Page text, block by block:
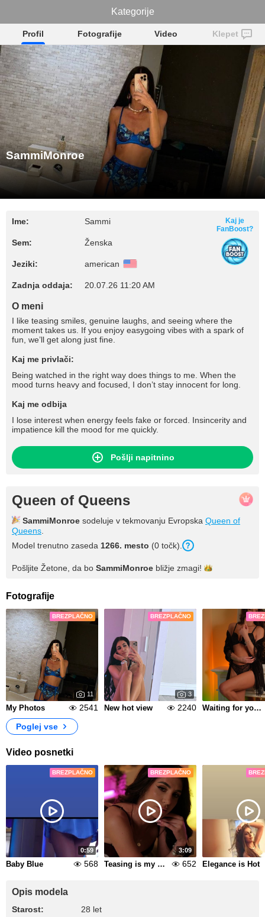
SammiMonroe
Profil Fotografije Video Klepet
SammiMonroe
Ime: Sammi
Sem: Ženska
Jeziki: american
Zadnja oddaja: 20.07.26 11:20 AM
Kaj je
FanBoost?
O meni
I like teasing smiles, genuine laughs, and seeing where the
moment takes us. If you enjoy easygoing vibes with a spark of
fun, we’ll get along just fine.
Kaj me privlači:
Being watched in the right way does things to me. When the
mood turns heavy and focused, I don’t stay innocent for long.
Kaj me odbija
I lose interest when energy feels fake or forced. Insincerity and
impatience kill the mood for me quickly.
Pošlji napitnino
Queen of Queens
SammiMonroe sodeluje v tekmovanju Evropska Queen of
Queens
Model trenutno zaseda 1266. mesto (0 točk).
Pošljite Žetone, da bo SammiMonroe bližje zmagi!
Fotografije
BREZPLAČNO
11
My Photos 2541
BREZPLAČNO
3
New hot view 2240 Waiting for you home
Poglej vse
Video posnetki
BREZPLAČNO
0:59
Baby Blue 568
BREZPLAČNO
3:09
Teasing is my Passion 652 Elegance is Hot
Opis modela
Starost: 28 let
Kategorije